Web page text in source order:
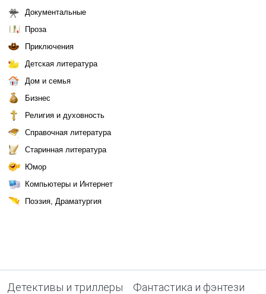
Документальные
Проза
Приключения
Детская литература
Дом и семья
Бизнес
Религия и духовность
Справочная литература
Старинная литература
Юмор
Компьютеры и Интернет
Поэзия, Драматургия
Детективы и триллеры Фантастика и фэнтези